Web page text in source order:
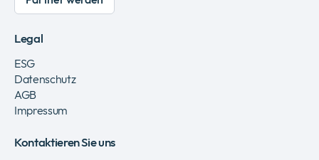
Legal
ESG
Datenschutz
AGB
Impressum
Kontaktieren Sie uns